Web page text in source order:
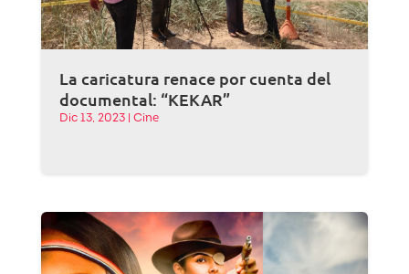
La caricatura renace por cuenta del
documental: “KEKAR”
Dic 13, 2023| Cine